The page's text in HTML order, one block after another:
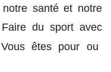
santé et notre
du sport avec
êtes pour ou